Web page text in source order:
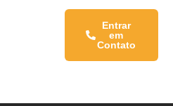
Entrar
em
Contato